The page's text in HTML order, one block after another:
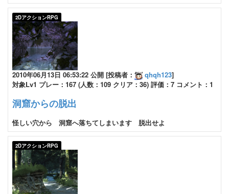
2DアクションRPG
2010年06月13日 06:53:22 公開 [投稿者： qhqh123]
対象Lv1 プレー：167 (人数：109 クリア：36) 評価：7 コメント：1
洞窟からの脱出
怪しい穴から 洞窟へ落ちてしまいます 脱出せよ
2DアクションRPG